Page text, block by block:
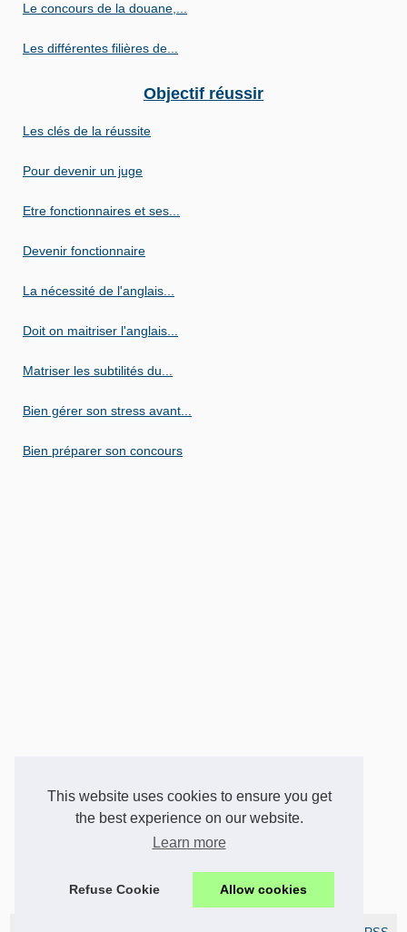
This website uses cookies to ensure you get
the best experience on our website.
Learn more
Refuse Cookie Allow cookies
Le concours de la douane,...
Les différentes filières de...
Objectif réussir
Les clés de la réussite
Pour devenir un juge
Etre fonctionnaires et ses...
Devenir fonctionnaire
La nécessité de l'anglais...
Doit on maitriser l'anglais...
Matriser les subtilités du...
Bien gérer son stress avant...
Bien préparer son concours